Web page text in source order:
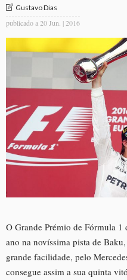
Gustavo Dias
publicado a20 Jun. | 2016
O Grande Prémio de Fórmula
ano na novíssima pista de
grande facilidade, pelo
consegue assim a sua quinta